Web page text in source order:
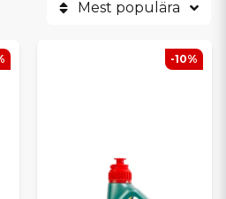
är utvecklade för att ge maximalt
oljor som passar motorer från:
Yanmar och Mitsubishi
kylning och slitageskydd – och
Mest populära
-10%